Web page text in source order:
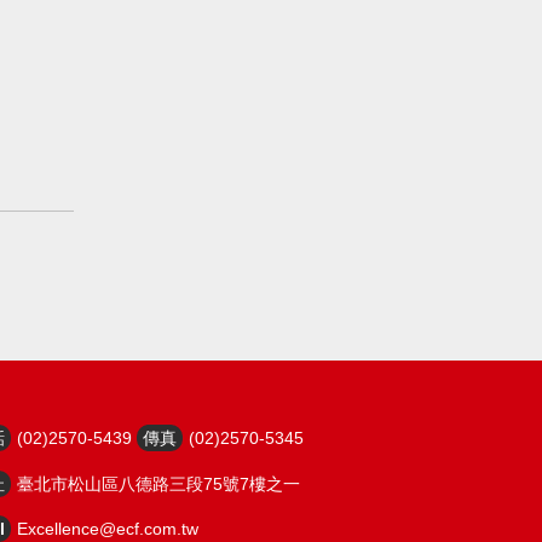
(02)2570-5439 傳真 (02)2570-5345
臺北市松山區八德路三段75號7樓之一
Excellence@ecf.com.tw